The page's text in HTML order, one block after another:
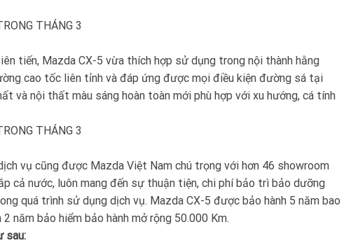
tiến, Mazda CX-5 vừa thích hợp sử dụng trong nội thành hằng
cao tốc liên tỉnh và đáp ứng được mọi điều kiện đường sá tại
và nội thất màu sáng hoàn toàn mới phù hợp với xu hướng, cá tính
vụ cũng được Mazda Việt Nam chú trọng với hơn 46 showroom
cả nước, luôn mang đến sự thuận tiện, chi phí bảo trì bảo dưỡng
quá trình sử dụng dịch vụ. Mazda CX-5 được bảo hành 5 năm bao
năm bảo hiểm bảo hành mở rộng 50.000 Km.
sau: